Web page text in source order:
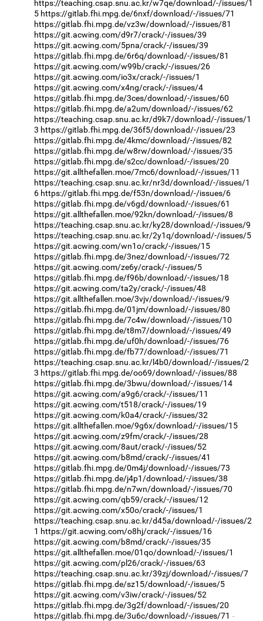
https://teaching.csap.snu.ac.kr/w7qe/download/-/issues/1
5 https://gitlab.fhi.mpg.de/6nxf/download/-/issues/71
https://gitlab.fhi.mpg.de/vz3w/download/-/issues/81
https://git.acwing.com/d9r7/crack/-/issues/39
https://git.acwing.com/5pna/crack/-/issues/39
https://gitlab.fhi.mpg.de/6r6q/download/-/issues/81
https://git.acwing.com/w99b/crack/-/issues/26
https://git.acwing.com/io3x/crack/-/issues/1
https://git.acwing.com/x4ng/crack/-/issues/4
https://gitlab.fhi.mpg.de/3ces/download/-/issues/60
https://gitlab.fhi.mpg.de/a2um/download/-/issues/62
https://teaching.csap.snu.ac.kr/d9k7/download/-/issues/1
3 https://gitlab.fhi.mpg.de/36f5/download/-/issues/23
https://gitlab.fhi.mpg.de/4kmc/download/-/issues/82
https://gitlab.fhi.mpg.de/w8rw/download/-/issues/35
https://gitlab.fhi.mpg.de/s2cc/download/-/issues/20
https://git.allthefallen.moe/7mc6/download/-/issues/11
https://teaching.csap.snu.ac.kr/nr3d/download/-/issues/1
6 https://gitlab.fhi.mpg.de/f53n/download/-/issues/6
https://gitlab.fhi.mpg.de/v6gd/download/-/issues/61
https://git.allthefallen.moe/92kn/download/-/issues/8
https://teaching.csap.snu.ac.kr/ky28/download/-/issues/9
https://teaching.csap.snu.ac.kr/2y1q/download/-/issues/5
https://git.acwing.com/wn1o/crack/-/issues/15
https://gitlab.fhi.mpg.de/3nez/download/-/issues/72
https://git.acwing.com/ze6y/crack/-/issues/5
https://gitlab.fhi.mpg.de/f96b/download/-/issues/18
https://git.acwing.com/ta2y/crack/-/issues/48
https://git.allthefallen.moe/3vjv/download/-/issues/9
https://gitlab.fhi.mpg.de/01jm/download/-/issues/80
https://gitlab.fhi.mpg.de/7c4w/download/-/issues/10
https://gitlab.fhi.mpg.de/t8m7/download/-/issues/49
https://gitlab.fhi.mpg.de/uf0h/download/-/issues/76
https://gitlab.fhi.mpg.de/fb77/download/-/issues/71
https://teaching.csap.snu.ac.kr/l4b0/download/-/issues/2
3 https://gitlab.fhi.mpg.de/oo69/download/-/issues/88
https://gitlab.fhi.mpg.de/3bwu/download/-/issues/14
https://git.acwing.com/a9g6/crack/-/issues/11
https://git.acwing.com/t518/crack/-/issues/19
https://git.acwing.com/k0a4/crack/-/issues/32
https://git.allthefallen.moe/9g6x/download/-/issues/15
https://git.acwing.com/z9fm/crack/-/issues/28
https://git.acwing.com/8aut/crack/-/issues/52
https://git.acwing.com/b8md/crack/-/issues/41
https://gitlab.fhi.mpg.de/0m4j/download/-/issues/73
https://gitlab.fhi.mpg.de/j4p1/download/-/issues/38
https://gitlab.fhi.mpg.de/n7wn/download/-/issues/70
https://git.acwing.com/qb59/crack/-/issues/12
https://git.acwing.com/x50o/crack/-/issues/1
https://teaching.csap.snu.ac.kr/d45a/download/-/issues/2
1 https://git.acwing.com/o8hj/crack/-/issues/16
https://git.acwing.com/b8md/crack/-/issues/35
https://git.allthefallen.moe/01qo/download/-/issues/1
https://git.acwing.com/pl26/crack/-/issues/63
https://teaching.csap.snu.ac.kr/39zj/download/-/issues/7
https://gitlab.fhi.mpg.de/sz15/download/-/issues/5
https://git.acwing.com/v3iw/crack/-/issues/52
https://gitlab.fhi.mpg.de/3g2f/download/-/issues/20
https://gitlab.fhi.mpg.de/3u6c/download/-/issues/71